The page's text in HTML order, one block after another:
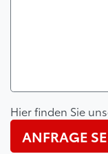
Hier finden Sie
ANFRAGE